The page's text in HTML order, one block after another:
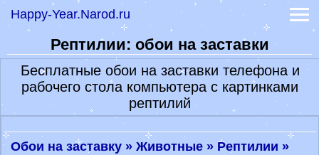
Рептилии: обои на заставки
Бесплатные обои на заставки телефона и
рабочего стола компьютера с картинками
рептилий
Обои на заставку » Животные » Рептилии »
Happy-Year.Narod.ru
-Коты, кошки, котики
Тигры и дикие кошки
-Обои волки и лисы
-Обои лошади
-Обои обезьяны
Обои знаков зодиака
Обои фэнтези
Гадание онлайн